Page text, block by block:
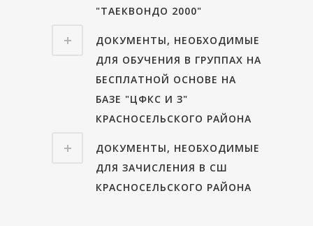
"ТАЕКВОНДО 2000"
ДОКУМЕНТЫ, НЕОБХОДИМЫЕ
ДЛЯ ОБУЧЕНИЯ В ГРУППАХ НА
БЕСПЛАТНОЙ ОСНОВЕ НА
БАЗЕ "ЦФКС И З"
КРАСНОСЕЛЬСКОГО РАЙОНА
ДОКУМЕНТЫ, НЕОБХОДИМЫЕ
ДЛЯ ЗАЧИСЛЕНИЯ В СШ
КРАСНОСЕЛЬСКОГО РАЙОНА